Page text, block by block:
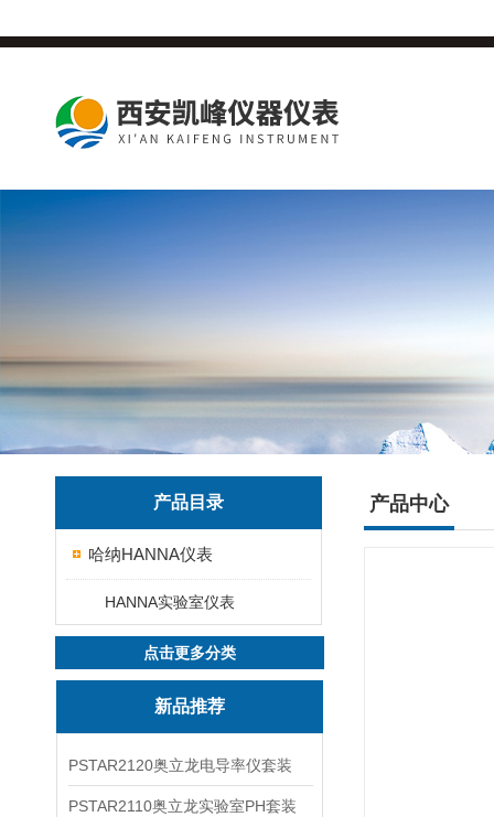
产品目录
哈纳HANNA仪表
HANNA实验室仪表
点击更多分类
新品推荐
PSTAR2120奥立龙电导率仪套装
PSTAR2110奥立龙实验室PH套装
产品中心